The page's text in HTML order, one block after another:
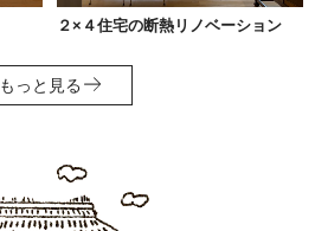
２×４住宅の断熱リノベーション
もっと見る